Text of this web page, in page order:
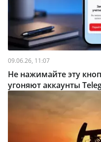
09.06.26, 11:07
Не нажимайте эту
угоняют аккаунты